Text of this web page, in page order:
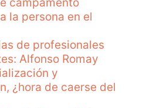
campamento
la persona en el
de profesionales
Alfonso Romay
y
¿hora de caerse del